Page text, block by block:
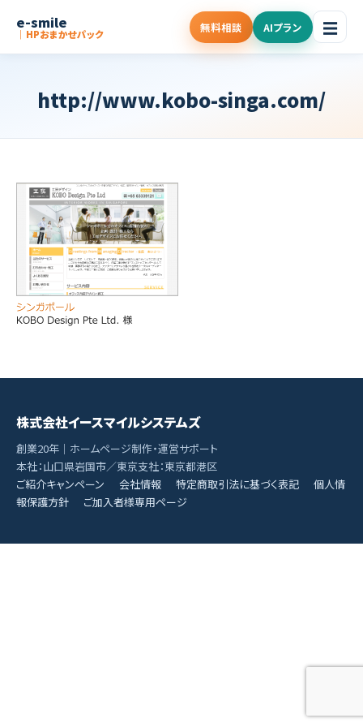
e-smile
｜HPおまかせパック 無料相談 AIプラン ☰
http://www.kobo-singa.com/
株式会社イースマイルシステムズ
創業20年｜ホームページ制作・運営サポート
本社：山口県岩国市／東京支社：東京都港区
ご紹介キャンペーン
会社情報 特定商取引法に基づく表記
個人情
報保護方針
ご加入者様専用ページ